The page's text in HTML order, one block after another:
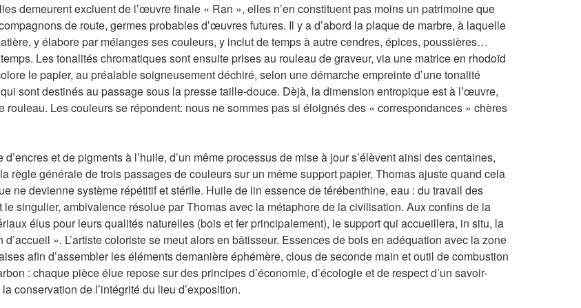
demeurent excluent de lʼœuvre finale « Ran », elles n’en constituent pas moins un patrimoine que
de route, germes probables dʼœuvres futures. Il y a d’abord la plaque de marbre, à laquelle
y élabore par mélanges ses couleurs, y inclut de temps à autre cendres, épices, poussières…
Les tonalités chromatiques sont ensuite prises au rouleau de graveur, via une matrice en rhodoïd
le papier, au préalable soigneusement déchiré, selon une démarche empreinte d’une tonalité
sont destinés au passage sous la presse taille-douce. Dèjà, la dimension entropique est à lʼœuvre,
rouleau. Les couleurs se répondent: nous ne sommes pas si éloignés des « correspondances » chères
et de pigments à l’huile, d’un même processus de mise à jour s’élèvent ainsi des centaines,
règle générale de trois passages de couleurs sur un même support papier, Thomas ajuste quand cela
ne devienne système répétitif et stérile. Huile de lin essence de térébenthine, eau : du travail des
singulier, ambivalence résolue par Thomas avec la métaphore de la civilisation. Aux confins de la
élus pour leurs qualités naturelles (bois et fer principalement), le support qui accueillera, in situ, la
». L’artiste coloriste se meut alors en bâtisseur. Essences de bois en adéquation avec la zone
afin d’assembler les éléments demanière éphémère, clous de seconde main et outil de combustion
: chaque pièce élue repose sur des principes d’économie, d’écologie et de respect d’un savoir-
conservation de l’intégrité du lieu d’exposition.